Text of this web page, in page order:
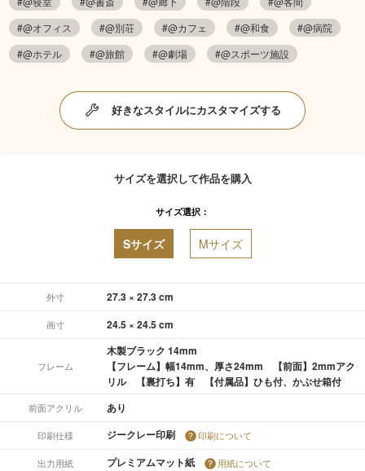
#@オフィス
#@別荘 #@カフェ #@和食
#@病院
#@ホテル
#@旅館 #@劇場 #@スポーツ施設
好きなスタイルにカスタマイズする
サイズを選択して作品を購入
サイズ選択：
Sサイズ Mサイズ
外寸 27.3 × 27.3 cm
画寸 24.5 × 24.5 cm
フレーム
木製ブラック 14mm
【フレーム】幅14mm、厚さ24mm 【前面】2mmアク
リル 【裏打ち】有 【付属品】ひも付、かぶせ箱付
前面アクリル あり
印刷仕様 ジークレー印刷 印刷について
出力用紙 プレミアムマット紙 用紙について